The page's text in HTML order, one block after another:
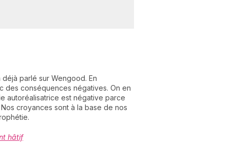
déjà parlé sur Wengood. En
des conséquences négatives. On en
autoréalisatrice est négative parce
croyances sont à la base de nos
hâtif